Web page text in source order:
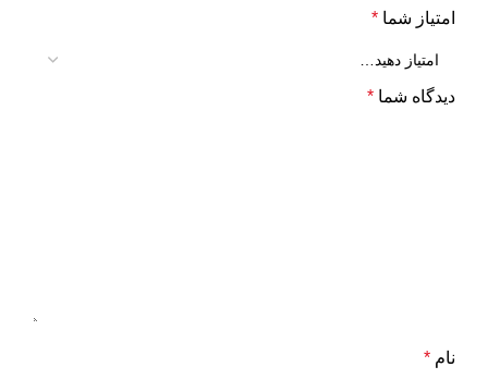
امتیاز شما *
دیدگاه شما *
نام *